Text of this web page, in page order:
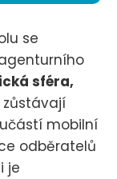
se
sféra,
zůstávají
mobilní
odběratelů
je